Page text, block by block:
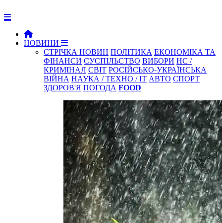
НОВИНИ
СТРІЧКА НОВИН ПОЛІТИКА ЕКОНОМІКА ТА
ФІНАНСИ СУСПІЛЬСТВО ВИБОРИ НС /
КРИМІНАЛ СВІТ РОСІЙСЬКО-УКРАЇНСЬКА
ВІЙНА НАУКА / ТЕХНО / IT АВТО СПОРТ
ЗДОРОВ'Я ПОГОДА FOOD